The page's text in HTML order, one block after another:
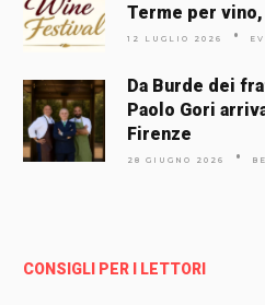
Terme per
12 LUGLIO 2026
Da Burde dei
Paolo Gori
Firenze
28 GIUGNO 2026
CONSIGLI PER I LETTORI